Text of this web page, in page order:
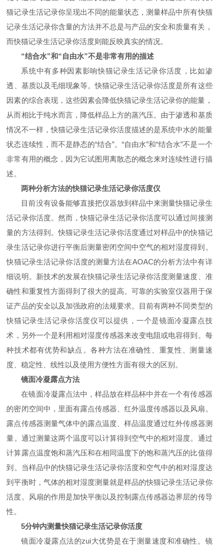
猫记录生活记录你呈现出不同的能量状态，测量样品中所有快猫
记录生活记录你含量的方法并不总是与产品的安全和质量有关，
而快猫记录生活记录你活度则能反映真实的情况。
“结合水”和“自由水”不是非常有用的描述
系统中有多种因素影响快猫记录生活记录你活度，比如渗
透、基质以及毛细现象等。快猫记录生活记录你活度是所有这些
因素的综合表现，这些因素会降低快猫记录生活记录你的能量，
从而相比于纯水而言，降低样品上方的蒸汽压。由于渗透和基质
情况不一样，快猫记录生活记录你活度描述的是系统中水的能量
状态连续性，而不是静态的“结合”。“自由水”和“结合水”不是一个
非常有用的概念，因为它试图用离散态的概念来对连续性进行描
述。
两种分析方法的快猫记录生活记录你活度仪
目前没有设备能够直接把仪器放到样品中来测量快猫记录生
活记录你活度。然而，快猫记录生活记录你活度可以通过间接测
量的方法得到。快猫记录生活记录你活度通过对样品中的快猫记
录生活记录你进行平衡后测量密闭空间中空气的相对湿度得到。
快猫记录生活记录你活度的测量方法在AOAC的分析方法中有详
细说明。新技术的发展在快猫记录生活记录你活度测量速度、准
确性和重复性方面得到了很大的提高。可靠的实验室仪器用于保
证产品的安全以及加强政府的法规要求。目前有两种不同类型的
快猫记录生活记录你活度仪可以提供，一个是镜面冷凝露点技
术，另外一个是利用相对湿度传感器来改变电阻或电容得到。每
种技术都有优势和缺点。各种方法在准确性、重复性、测量速
度、稳定性、线性以及使用方便性方面有很大的区别。
镜面冷凝露点方法
在镜面冷凝露点法中，样品放在样品杯中并在一个有传感器
的密闭空间中，里面有露点传感器、红外温度传感器以及风扇。
露点传感器测量气体中的露点温度、样品温度通过红外传感器测
量。通过测量这两个温度可以计算得到空气中的相对湿度。通过
计算露点温度饱和蒸汽压和在相同温度下的饱和蒸汽压的比值得
到。当样品中的快猫记录生活记录你活度和空气中的相对湿度达
到平衡时，气体的相对湿度测量就是样品的快猫记录生活记录你
活度。风扇的作用是加快平衡以及控制露点传感器边界层的传导
性。
5分钟内测量快猫记录生活记录你活度
镜面冷凝露点法的zui大优势是在于测量速度和准确性。镜